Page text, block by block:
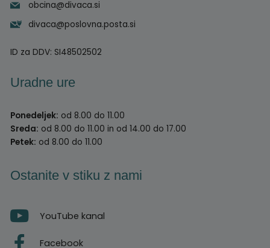
obcina@divaca.si
divaca@poslovna.posta.si
ID za DDV: SI48502502
Uradne ure
Ponedeljek: od 8.00 do 11.00
Sreda: od 8.00 do 11.00 in od 14.00 do 17.00
Petek: od 8.00 do 11.00
Ostanite v stiku z nami
YouTube kanal
Facebook